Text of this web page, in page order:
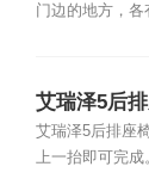
门边的地方，
艾瑞泽5后
艾瑞泽5后排座
上一抬即可完